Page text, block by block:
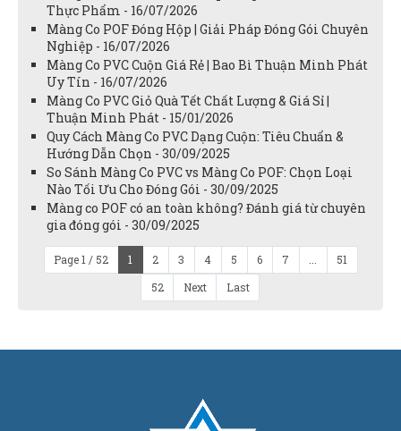
Thực Phẩm - 16/07/2026
Màng Co POF Đóng Hộp | Giải Pháp Đóng Gói Chuyên
Nghiệp - 16/07/2026
Màng Co PVC Cuộn Giá Rẻ | Bao Bì Thuận Minh Phát
Uy Tín - 16/07/2026
Màng Co PVC Giỏ Quà Tết Chất Lượng & Giá Sỉ |
Thuận Minh Phát - 15/01/2026
Quy Cách Màng Co PVC Dạng Cuộn: Tiêu Chuẩn &
Hướng Dẫn Chọn - 30/09/2025
So Sánh Màng Co PVC vs Màng Co POF: Chọn Loại
Nào Tối Ưu Cho Đóng Gói - 30/09/2025
Màng co POF có an toàn không? Đánh giá từ chuyên
gia đóng gói - 30/09/2025
Page 1 / 52 1 2 3 4 5 6 7
51
52
Next Last